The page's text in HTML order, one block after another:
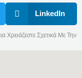
LinkedIn
Χρειάζεστε Σχετικά Με Την